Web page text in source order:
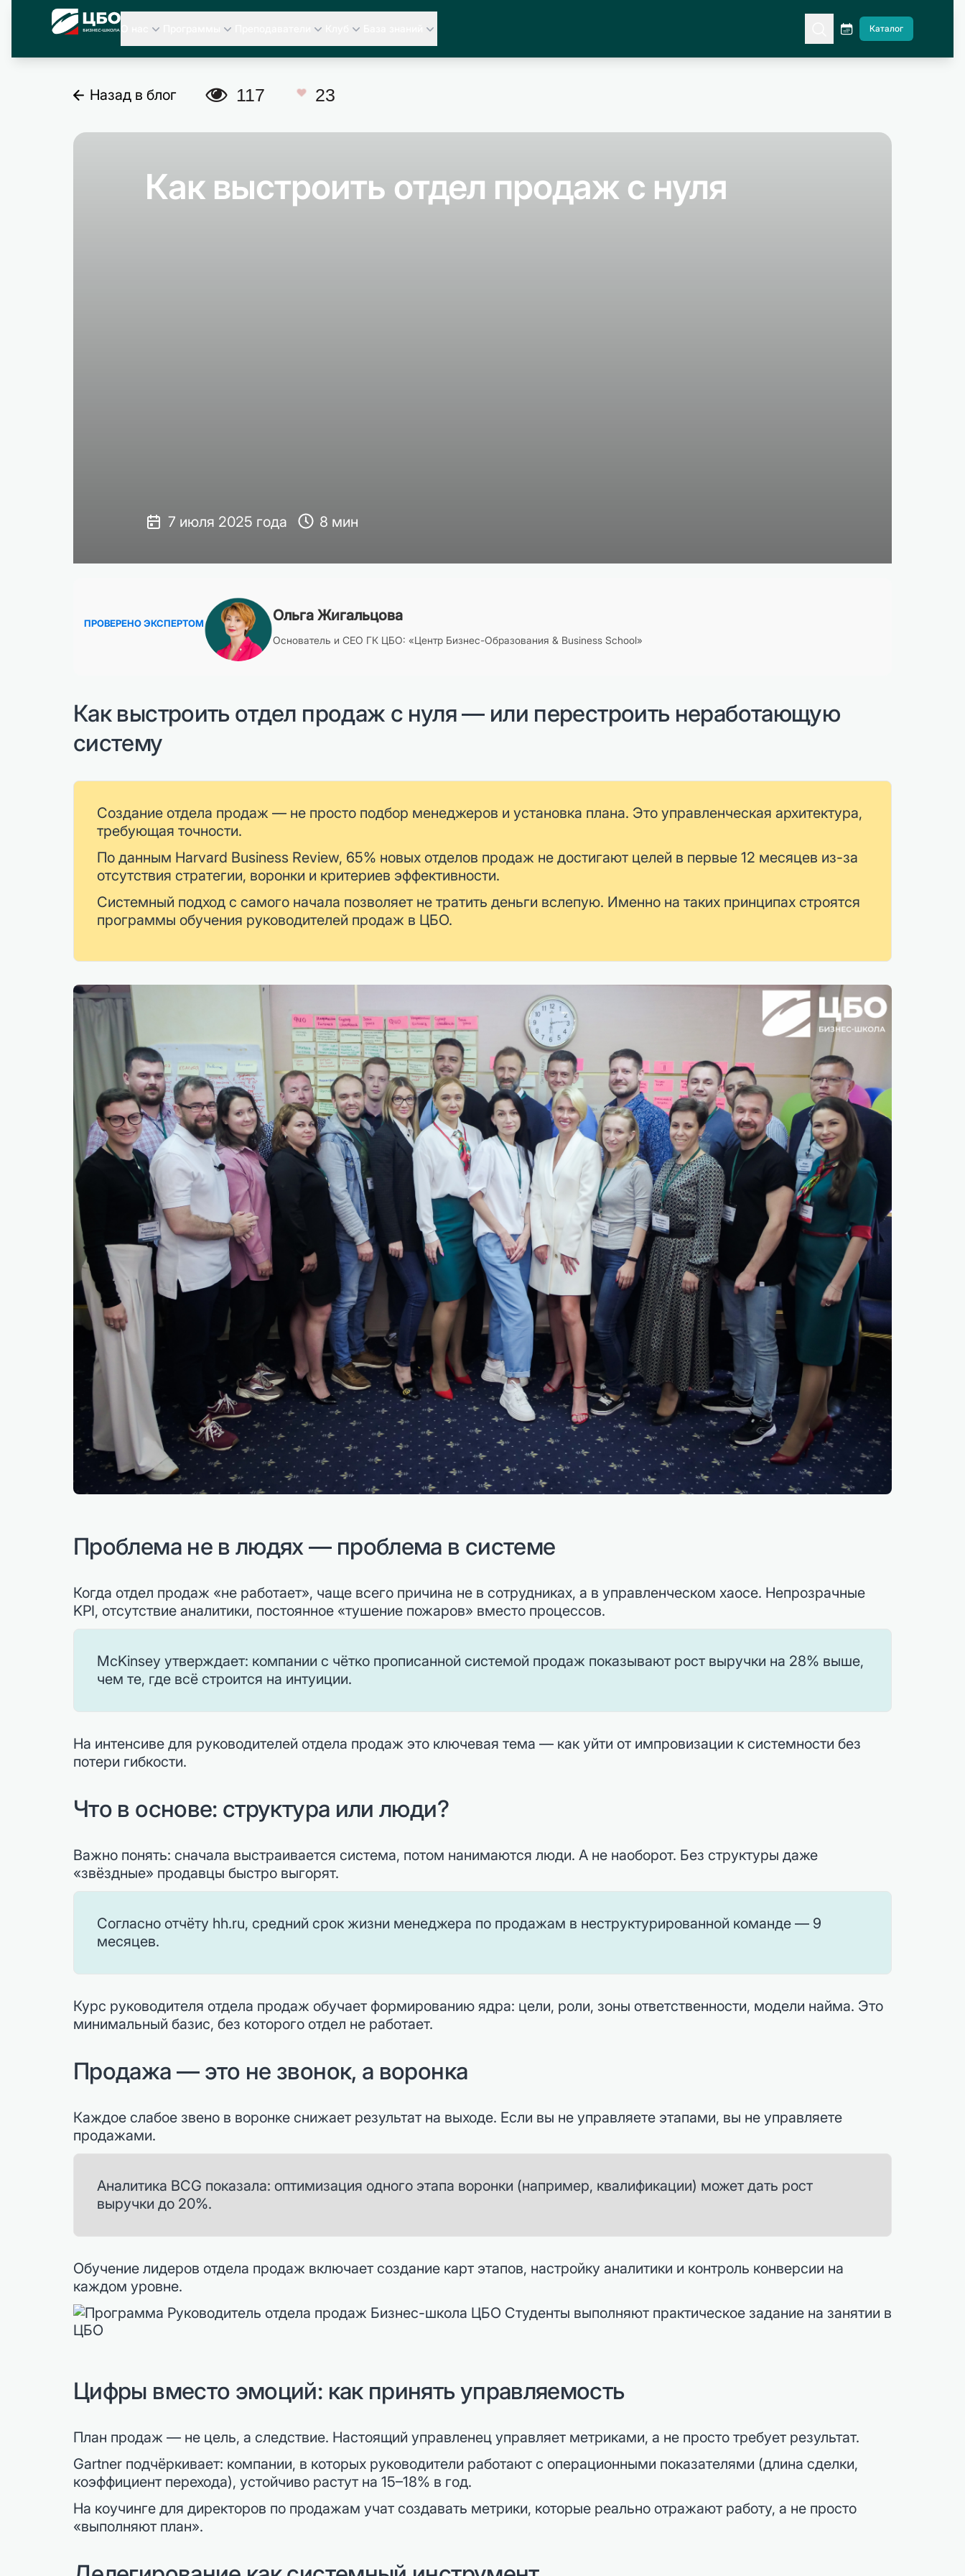
CBO
Каталог
Назад в блог A 117 C 23
Как выстроить отдел продаж с нуля
7 июля 2025 года 8 мин
ПРОВЕРЕНО ЭКСПЕРТОМ Ольга Жигальцова
Основатель и CEO ГК ЦБО: «Центр Бизнес-Образования & Business School»
Как выстроить отдел продаж с нуля — или перестроить неработающую
систему
Создание отдела продаж — не просто подбор менеджеров и установка плана. Это управленческая архитектура,
требующая точности.
По данным Harvard Business Review, 65% новых отделов продаж не достигают целей в первые 12 месяцев из-за
отсутствия стратегии, воронки и критериев эффективности.
Системный подход с самого начала позволяет не тратить деньги вслепую. Именно на таких принципах строятся
программы обучения руководителей продаж в ЦБО.
Проблема не в людях — проблема в системе
Когда отдел продаж «не работает», чаще всего причина не в сотрудниках, а в управленческом хаосе. Непрозрачные
KPI, отсутствие аналитики, постоянное «тушение пожаров» вместо процессов.
McKinsey утверждает: компании с чётко прописанной системой продаж показывают рост выручки на 28% выше,
чем те, где всё строится на интуиции.
На интенсиве для руководителей отдела продаж это ключевая тема — как уйти от импровизации к системности без
потери гибкости.
Что в основе: структура или люди?
Важно понять: сначала выстраивается система, потом нанимаются люди. А не наоборот. Без структуры даже
«звёздные» продавцы быстро выгорят.
Согласно отчёту hh.ru, средний срок жизни менеджера по продажам в неструктурированной команде — 9
месяцев.
Курс руководителя отдела продаж обучает формированию ядра: цели, роли, зоны ответственности, модели найма. Это
минимальный базис, без которого отдел не работает.
Продажа — это не звонок, а воронка
Каждое слабое звено в воронке снижает результат на выходе. Если вы не управляете этапами, вы не управляете
продажами.
Аналитика BCG показала: оптимизация одного этапа воронки (например, квалификации) может дать рост
выручки до 20%.
Обучение лидеров отдела продаж включает создание карт этапов, настройку аналитики и контроль конверсии на
каждом уровне.
Цифры вместо эмоций: как принять управляемость
План продаж — не цель, а следствие. Настоящий управленец управляет метриками, а не просто требует результат.
Gartner подчёркивает: компании, в которых руководители работают с операционными показателями (длина сделки,
коэффициент перехода), устойчиво растут на 15–18% в год.
На коучинге для директоров по продажам учат создавать метрики, которые реально отражают работу, а не просто
«выполняют план».